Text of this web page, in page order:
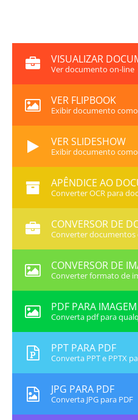
VISUALIZAR
Ver documento on-line
VER FLIPBOOK
Exibir documento
VER SLIDESHOW
Exibir documento
APÊNDICE AO
Converter OCR para
CONVERSOR DE
Converter documentos
CONVERSOR DE
Converter formato de
PDF PARA IMAGEM
Converta pdf para
PPT PARA PDF
Converta PPT e PPTX
JPG PARA PDF
Converta JPG para PDF